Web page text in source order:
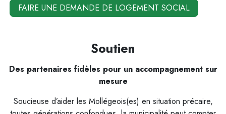
FAIRE UNE DEMANDE DE LOGEMENT SOCIAL
Soutien
Des partenaires fidèles pour un accompagnement sur
mesure
Soucieuse d’aider les Mollégeois(es) en situation précaire,